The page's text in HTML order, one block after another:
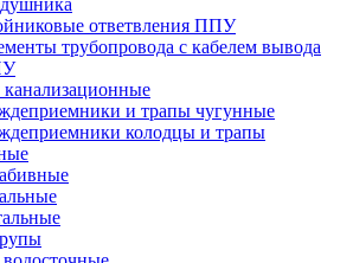
ответвления ППУ
трубопровода с кабелем вывода
и трапы чугунные
колодцы и трапы